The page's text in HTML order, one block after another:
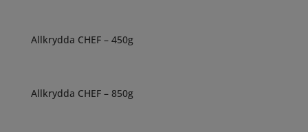
Allkrydda CHEF – 450g
Allkrydda CHEF – 850g